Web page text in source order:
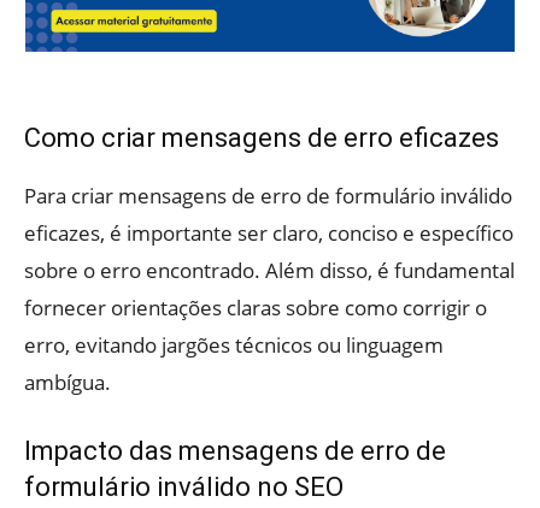
Como criar mensagens de erro eficazes
Para criar mensagens de erro de formulário inválido
eficazes, é importante ser claro, conciso e específico
sobre o erro encontrado. Além disso, é fundamental
fornecer orientações claras sobre como corrigir o
erro, evitando jargões técnicos ou linguagem
ambígua.
Impacto das mensagens de erro de
formulário inválido no SEO